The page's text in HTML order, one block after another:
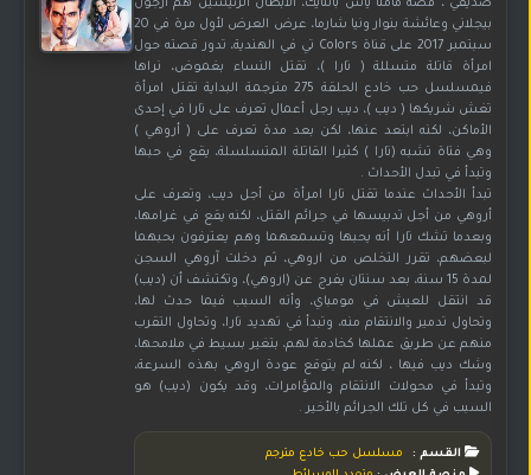
صديقي ، قصة مامتا ياش باتنايك، الأبطال الرئيسين هم أرجون
بيجلاني وعائشة بنوار ونيا شارما، عرض العرض لأول مرة في 20
سبتمبر 2017 على قناة Colors تي في الهندية، تدور قصته حول
امرأة قاتلة متسللة ( تارا )، تقتل النساء بغموض، نراها
فيمسلسل حب خادع الحلقة 275 مترجمة البداية تقتل امرأة
تغش شريكها ( ديب )، ديب رجل أعمال تعرف على تارا في إحدى
الأماكن، لكنه ابتعد عنها، لكن بعد مدة تعرف على ( أروهي )
وهي فتاة تشبه (تارا ) كثيرا القاتلة المتسلسلة، يقع في حبها
وتبدأ في تبدل الأحداث .
تبدأ الأحداث عندما تقتل تارا امرأة من أجل ديب، وتعرف على
أروهي من أجل تدبيسها في جرائم القتل، لكنه يقع في غرامها،
وبعدما تشك تارا أنه يحبها وتسمعهما وهم يعترفون بحبهما
لبعضهم، تقرر التخلص من اروهي، ثم دخلت آروهي السجن
لمدة 15 سنة، بعد سنتان يفرج عن (اروهي)، وتكتشف أن (ديب)
قد انتقل للعيش في مومباي، وأنه السبب فيما حدث لها،
وتحاول تدمير والانتقام منه، وتبدأ في تهديد تارا، وتحاول التقرب
منهم عن طريق عملها كخادمة لهم، بتغير بسيط في ملامحها،
وشك ديب فيها ، لكنه لم يتوقع عودة اروهي بهذه السرعة،
وتبدأ في محولات الانتقام والمؤامرات، وقد يكون (ديب) هو
السبب في كل تلك الجرائم بالأخير .
القسم :
مسلسل حب خادع مترجم